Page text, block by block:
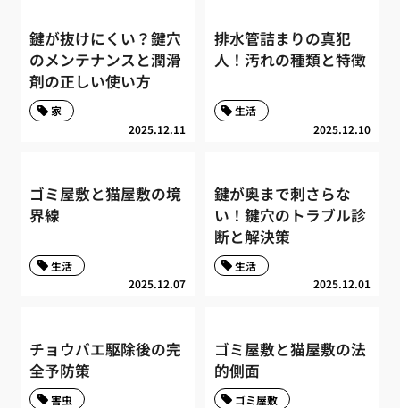
鍵が抜けにくい？鍵穴
のメンテナンスと潤滑
剤の正しい使い方
2025.12.11
家
排水管詰まりの真犯
人！汚れの種類と特徴
2025.12.10
生活
ゴミ屋敷と猫屋敷の境
界線
2025.12.07
生活
鍵が奥まで刺さらな
い！鍵穴のトラブル診
断と解決策
2025.12.01
生活
チョウバエ駆除後の完
全予防策
害虫
ゴミ屋敷と猫屋敷の法
的側面
ゴミ屋敷